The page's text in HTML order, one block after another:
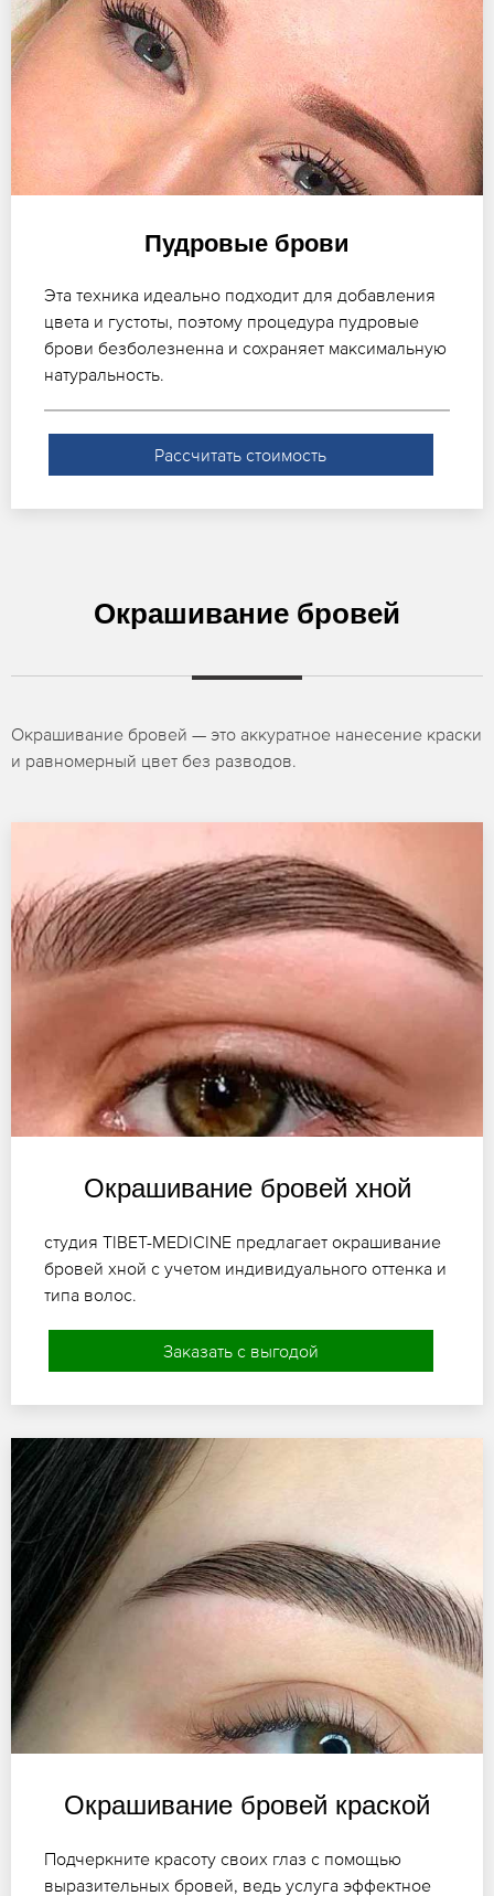
Пудровые брови
Эта техника идеально подходит для добавления
цвета и густоты, поэтому процедура пудровые
брови безболезненна и сохраняет максимальную
натуральность.
Рассчитать стоимость
Окрашивание бровей
Окрашивание бровей — это аккуратное нанесение краски
и равномерный цвет без разводов.
Окрашивание бровей хной
студия TIBET-MEDICINE предлагает окрашивание
бровей хной с учетом индивидуального оттенка и
типа волос.
Заказать с выгодой
Окрашивание бровей краской
Подчеркните красоту своих глаз с помощью
выразительных бровей, ведь услуга эффектное